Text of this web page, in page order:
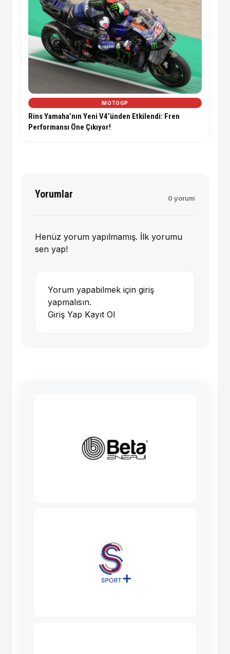
MOTOGP
Rins Yamaha’nın Yeni V4’ünden Etkilendi: Fren
Performansı Öne Çıkıyor!
Yorumlar 0 yorum
Henüz yorum yapılmamış. İlk yorumu
sen yap!
Yorum yapabilmek için giriş
yapmalısın.
Giriş Yap Kayıt Ol